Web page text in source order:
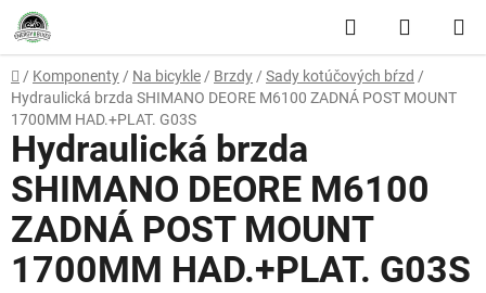
Prejsť na obsah Hľadať
Domov
/ Komponenty / Na bicykle / Brzdy / Sady kotúčových bŕzd /
Hydraulická brzda SHIMANO DEORE M6100 ZADNÁ POST MOUNT
1700MM HAD.+PLAT. G03S
Hydraulická brzda
SHIMANO DEORE M6100
ZADNÁ POST MOUNT
1700MM HAD.+PLAT. G03S